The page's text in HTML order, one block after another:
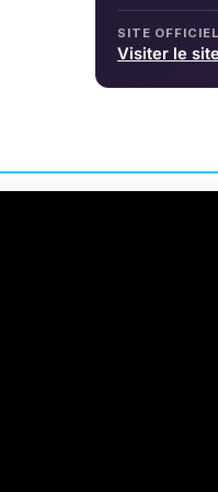
SITE OFFICIEL
Visiter le